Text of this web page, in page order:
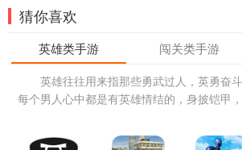
猜你喜欢
英雄往往用来指那些勇武过人，英勇奋
每个男人心中都是有英雄情结的，身披铠甲